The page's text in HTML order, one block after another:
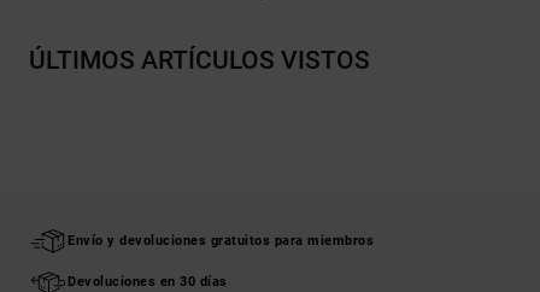
ÚLTIMOS ARTÍCULOS VISTOS
Envío y devoluciones gratuitos para miembros
Devoluciones en 30 días